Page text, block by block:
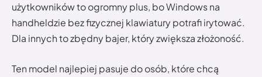
użytkowników to ogromny plus, bo Windows na
handheldzie bez fizycznej klawiatury potrafi irytować.
Dla innych to zbędny bajer, który zwiększa złożoność.
Ten model najlepiej pasuje do osób, które chcą